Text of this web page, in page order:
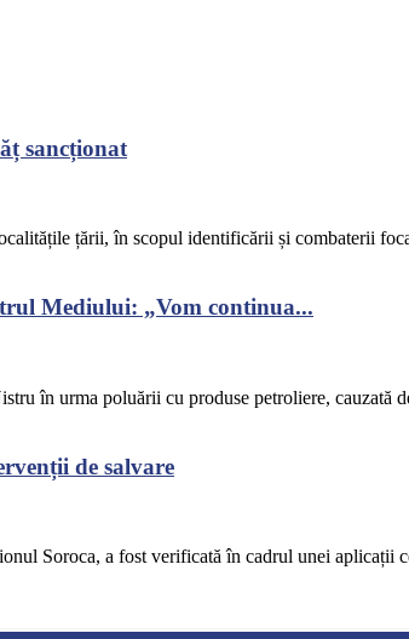
sancționat
țării, în scopul identificării și combaterii
Mediului: „Vom continua...
în urma poluării cu produse petroliere, cauzată
de salvare
Soroca, a fost verificată în cadrul unei aplicații